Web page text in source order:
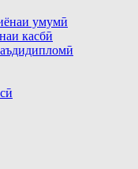
умумӣ
касбӣ